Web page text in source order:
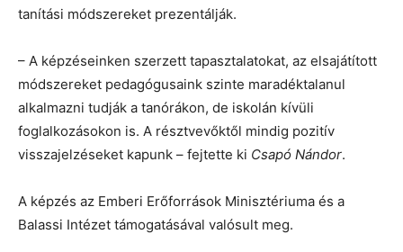
tanítási módszereket prezentálják.
– A képzéseinken szerzett tapasztalatokat, az elsajátított
módszereket pedagógusaink szinte maradéktalanul
alkalmazni tudják a tanórákon, de iskolán kívüli
foglalkozásokon is. A résztvevőktől mindig pozitív
visszajelzéseket kapunk – fejtette ki Csapó Nándor.
A képzés az Emberi Erőforrások Minisztériuma és a
Balassi Intézet támogatásával valósult meg.